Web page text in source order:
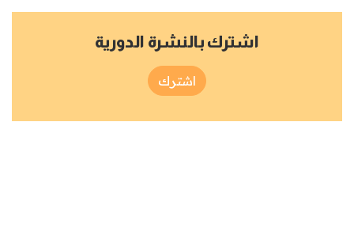
اشترك بالنشرة الدورية
اشترك